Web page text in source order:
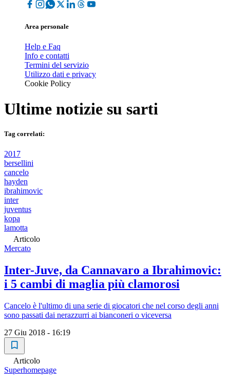
Area personale
Help e Faq
Info e contatti
Termini del servizio
Utilizzo dati e privacy
Cookie Policy
Ultime notizie su sarti
Tag correlati:
2017
bersellini
cancelo
hayden
ibrahimovic
inter
juventus
kopa
lamotta
Articolo
Mercato
Inter-Juve, da Cannavaro a Ibrahimovic:
i 5 cambi di maglia più clamorosi
Cancelo è l'ultimo di una serie di giocatori che nel corso degli anni
sono passati dai nerazzurri ai bianconeri o viceversa
27 Giu 2018 - 16:19
Articolo
Superhomepage